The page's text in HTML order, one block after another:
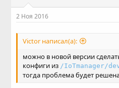
2 Ноя 2016
Victor написал(а):
можно в новой версии
конфиги из /IoTmanager/
тогда проблема будет